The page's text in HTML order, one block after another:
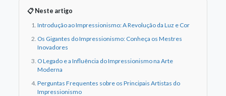
📋 Neste artigo
Introdução ao Impressionismo: A Revolução da Luz e Cor
Os Gigantes do Impressionismo: Conheça os Mestres
Inovadores
O Legado e a Influência do Impressionismo na Arte
Moderna
Perguntas Frequentes sobre os Principais Artistas do
Impressionismo